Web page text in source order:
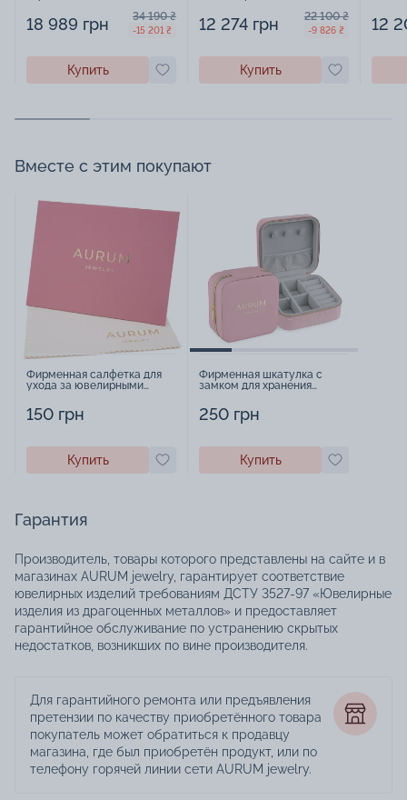
18 989 грн 34 190 ₴
-15 201 ₴
Купить
12 274 грн 22 100 ₴
-9 826 ₴
Купить
12
Вместе с этим покупают
Фирменная салфетка для
ухода за ювелирными
150 грн
Купить
Фирменная шкатулка с
замком для хранения
250 грн
Купить
Гарантия
Производитель, товары которого представлены на сайте и в
магазинах AURUM jewelry, гарантирует соответствие
ювелирных изделий требованиям ДСТУ 3527-97 «Ювелирные
изделия из драгоценных металлов» и предоставляет
гарантийное обслуживание по устранению скрытых
недостатков, возникших по вине производителя.
Для гарантийного ремонта или предъявления
претензии по качеству приобретённого товара
покупатель может обратиться к продавцу
магазина, где был приобретён продукт, или по
телефону горячей линии сети AURUM jewelry.